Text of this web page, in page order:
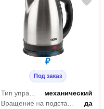
₽
Под заказ
Тип управления
механический
Вращение на подставке
да